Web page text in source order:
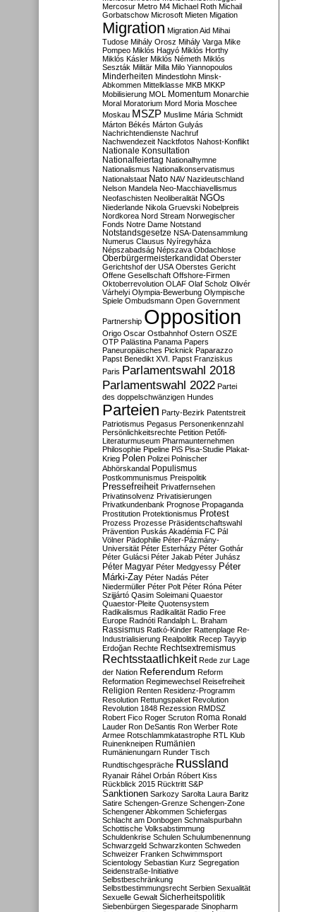
Mercosur Metro M4 Michael Roth Michail
Gorbatschow Microsoft Mieten Migation
Migration Migration Aid Mihai
Tudose Mihály Orosz Mihály Varga Mike
Pompeo Miklós Hagyó Miklós Horthy
Miklós Kásler Miklós Németh Miklós
Seszták Militär Milla Milo Yiannopoulos
Minderheiten Mindestlohn Minsk-
Abkommen Mittelklasse MKB MKKP
Mobilisierung MOL Momentum Monarchie
Moral Moratorium Mord Moria Moschee
Moskau MSZP Muslime Mária Schmidt
Márton Békés Márton Gulyás
Nachrichtendienste Nachruf
Nachwendezeit Nacktfotos Nahost-Konflikt
Nationale Konsultation
Nationalfeiertag Nationalhymne
Nationalismus Nationalkonservatismus
Nationalstaat Nato NAV Nazideutschland
Nelson Mandela Neo-Macchiavellismus
Neofaschisten Neoliberalität NGOs
Niederlande Nikola Gruevski Nobelpreis
Nordkorea Nord Stream Norwegischer
Fonds Notre Dame Notstand
Notstandsgesetze NSA-Datensammlung
Numerus Clausus Nyíregyháza
Népszabadság Népszava Obdachlose
Oberbürgermeisterkandidat Oberster
Gerichtshof der USA Oberstes Gericht
Offene Gesellschaft Offshore-Firmen
Oktoberrevolution OLAF Olaf Scholz Olivér
Várhelyi Olympia-Bewerbung Olympische
Spiele Ombudsmann Open Government
Partnership Opposition
Origo Oscar Ostbahnhof Ostern OSZE
OTP Palästina Panama Papers
Paneuropäisches Picknick Paparazzo
Papst Benedikt XVI. Papst Franziskus
Paris Parlamentswahl 2018
Parlamentswahl 2022 Partei
des doppelschwänzigen Hundes
Parteien Party-Bezirk Patentstreit
Patriotismus Pegasus Personenkennzahl
Persönlichkeitsrechte Petition Petőfi-
Literaturmuseum Pharmaunternehmen
Philosophie Pipeline PiS Pisa-Studie Plakat-
Krieg Polen Polizei Polnischer
Abhörskandal Populismus
Postkommunismus Preispolitik
Pressefreiheit Privatfernsehen
Privatinsolvenz Privatisierungen
Privatkundenbank Prognose Propaganda
Prostitution Protektionismus Protest
Prozess Prozesse Präsidentschaftswahl
Prävention Puskás Akadémia FC Pál
Völner Pädophilie Péter-Pázmány-
Universität Péter Esterházy Péter Gothár
Péter Gulácsi Péter Jakab Péter Juhász
Péter Magyar Péter Medgyessy Péter
Márki-Zay Péter Nadás Péter
Niedermüller Péter Polt Péter Róna Péter
Szijjártó Qasim Soleimani Quaestor
Quaestor-Pleite Quotensystem
Radikalismus Radikalität Radio Free
Europe Radnóti Randalph L. Braham
Rassismus Ratkó-Kinder Rattenplage Re-
Industrialisierung Realpolitik Recep Tayyip
Erdoğan Rechte Rechtsextremismus
Rechtsstaatlichkeit Rede zur Lage
der Nation Referendum Reform
Reformation Regimewechsel Reisefreiheit
Religion Renten Residenz-Programm
Resolution Rettungspaket Revolution
Revolution 1848 Rezession RMDSZ
Robert Fico Roger Scruton Roma Ronald
Lauder Ron DeSantis Ron Werber Rote
Armee Rotschlammkatastrophe RTL Klub
Ruinenkneipen Rumänien
Rumänienungarn Runder Tisch
Rundtischgespräche Russland
Ryanair Ráhel Orbán Róbert Kiss
Rückblick 2015 Rücktritt S&P
Sanktionen Sarkozy Sarolta Laura Baritz
Satire Schengen-Grenze Schengen-Zone
Schengener Abkommen Schiefergas
Schlacht am Donbogen Schmalspurbahn
Schottische Volksabstimmung
Schuldenkrise Schulen Schulumbenennung
Schwarzgeld Schwarzkonten Schweden
Schweizer Franken Schwimmsport
Scientology Sebastian Kurz Segregation
Seidenstraße-Initiative
Selbstbeschränkung
Selbstbestimmungsrecht Serbien Sexualität
Sexuelle Gewalt Sicherheitspolitik
Siebenbürgen Siegesparade Sinopharm